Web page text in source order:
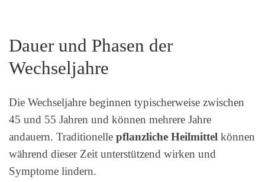
Dauer und Phasen der
Wechseljahre
Die Wechseljahre beginnen typischerweise zwischen
45 und 55 Jahren und können mehrere Jahre
andauern. Traditionelle pflanzliche Heilmittel können
während dieser Zeit unterstützend wirken und
Symptome lindern.